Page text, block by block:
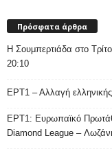
Πρόσφατα άρθρα
H Σουμπερτιάδα στο
20:10
ΕΡΤ1 – Αλλαγή
ΕΡΤ1: Ευρωπαϊκό
Diamond League –